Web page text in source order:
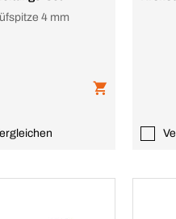
4 mm